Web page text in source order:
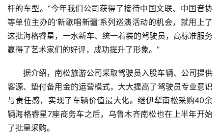
杆的车型。“今年我们公司获得了接待中国文联、中国音协
等单位主办的‘新歌唱新疆’系列巡演活动的机会，就用上了
这批海格睿星，一水新车、统一着装的驾驶员，高标准服务
赢得了艺术家们的好评，成功提升了形象。”
据介绍，南松旅游公司采取驾驶员入股车辆、公司提供
客源、垫付备用金的运营模式，大大提高了驾驶员专业意识
与责任感，实现了车辆价值最大化。继伊犁南松采购40余
辆海格睿星7座商务车之后，乌鲁木齐南松也在上半年开始
了批量采购。